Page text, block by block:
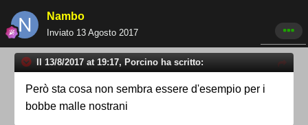
Nambo
Inviato 13 Agosto 2017
Il 13/8/2017 at 19:17, Porcino ha scritto:
Però sta cosa non sembra essere d'esempio per i
bobbe malle nostrani